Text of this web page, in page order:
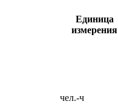
Единица
измерения
чел.-ч